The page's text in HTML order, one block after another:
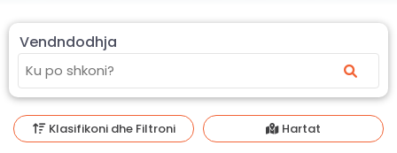
Vendndodhja
Klasifikoni dhe Filtroni Hartat